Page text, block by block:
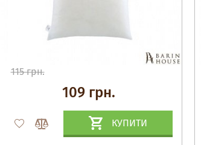
115 грн.
109 грн.
КУПИТИ